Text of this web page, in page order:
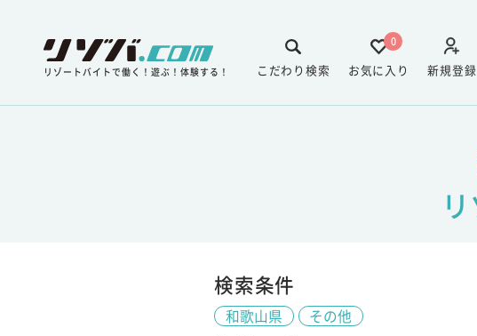
リゾートバイトで働く！遊ぶ！体験する！ 新規登録
0
お気に入り
こだわり検索
検索条件
和歌山県
その他